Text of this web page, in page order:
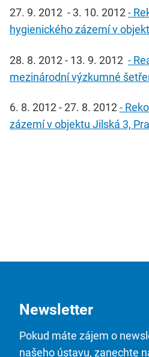
27. 9. 2012 - 3. 10. 2012-
hygienického zázemí v
28. 8. 2012 - 13. 9. 2012 -
mezinárodní výzkumné
6. 8. 2012 - 27. 8. 2012-
zázemí v objektu Jilská 3,
Newsletter
Pokud máte zájem o
našeho ústavu, zanechte